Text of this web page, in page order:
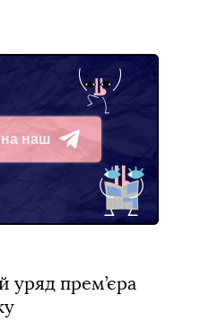
наш
уряд прем’єра